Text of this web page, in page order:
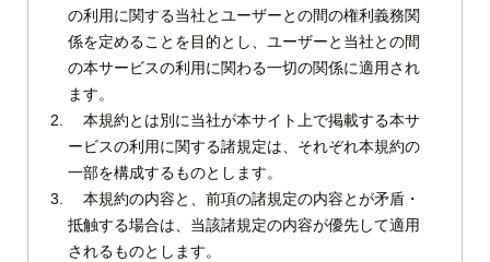
の利用に関する当社とユーザーとの間の権利義務関
係を定めることを目的とし、ユーザーと当社との間
の本サービスの利用に関わる一切の関係に適用され
ます。
本規約とは別に当社が本サイト上で掲載する本サ
ービスの利用に関する諸規定は、それぞれ本規約の
一部を構成するものとします。
本規約の内容と、前項の諸規定の内容とが矛盾・
抵触する場合は、当該諸規定の内容が優先して適用
されるものとします。